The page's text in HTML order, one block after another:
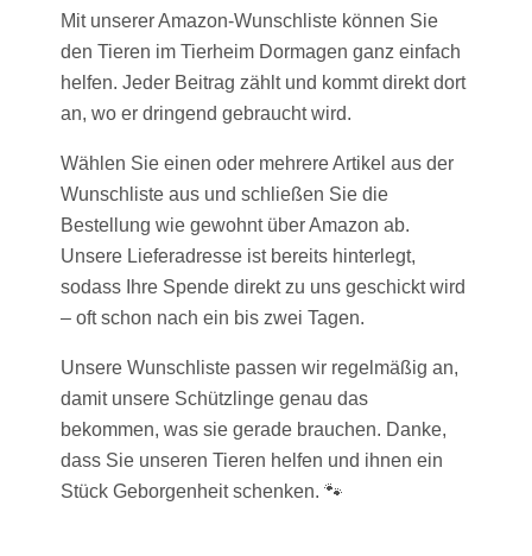
Mit unserer Amazon-Wunschliste können Sie
den Tieren im Tierheim Dormagen ganz einfach
helfen. Jeder Beitrag zählt und kommt direkt dort
an, wo er dringend gebraucht wird.
Wählen Sie einen oder mehrere Artikel aus der
Wunschliste aus und schließen Sie die
Bestellung wie gewohnt über Amazon ab.
Unsere Lieferadresse ist bereits hinterlegt,
sodass Ihre Spende direkt zu uns geschickt wird
– oft schon nach ein bis zwei Tagen.
Unsere Wunschliste passen wir regelmäßig an,
damit unsere Schützlinge genau das
bekommen, was sie gerade brauchen. Danke,
dass Sie unseren Tieren helfen und ihnen ein
Stück Geborgenheit schenken. 🐾